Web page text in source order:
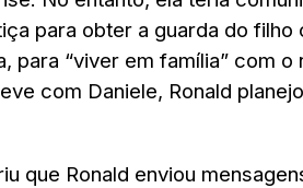
para obter a guarda do filho
para “viver em família” com o
com Daniele, Ronald
que Ronald enviou